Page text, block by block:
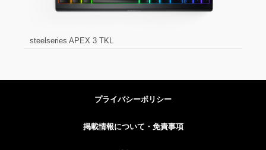
steelseries APEX 3 TKL
プライバシーポリシー
掲載情報について・免責事項